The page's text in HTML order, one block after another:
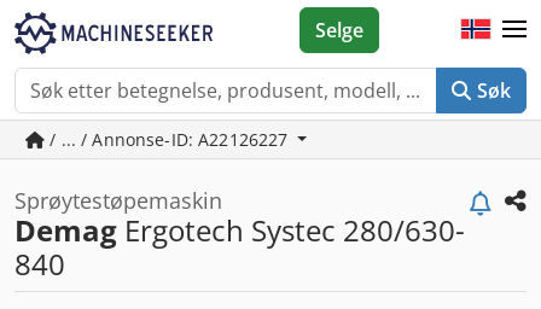
Søk
Selge
/ ... / Annonse-ID: A22126227
Sprøytestøpemaskin
Demag Ergotech Systec 280/630-
840